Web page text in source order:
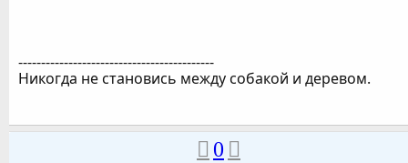
-------------------------------------------
Никогда не становись между собакой и деревом.
0